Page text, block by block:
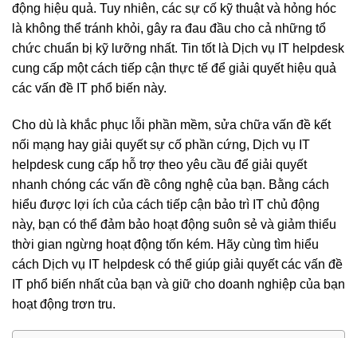
động hiệu quả. Tuy nhiên, các sự cố kỹ thuật và hỏng hóc
là không thể tránh khỏi, gây ra đau đầu cho cả những tổ
chức chuẩn bị kỹ lưỡng nhất. Tin tốt là Dịch vụ IT helpdesk
cung cấp một cách tiếp cận thực tế để giải quyết hiệu quả
các vấn đề IT phổ biến này.
Cho dù là khắc phục lỗi phần mềm, sửa chữa vấn đề kết
nối mạng hay giải quyết sự cố phần cứng, Dịch vụ IT
helpdesk cung cấp hỗ trợ theo yêu cầu để giải quyết
nhanh chóng các vấn đề công nghệ của bạn. Bằng cách
hiểu được lợi ích của cách tiếp cận bảo trì IT chủ động
này, bạn có thể đảm bảo hoạt động suôn sẻ và giảm thiểu
thời gian ngừng hoạt động tốn kém. Hãy cùng tìm hiểu
cách Dịch vụ IT helpdesk có thể giúp giải quyết các vấn đề
IT phổ biến nhất của bạn và giữ cho doanh nghiệp của bạn
hoạt động trơn tru.